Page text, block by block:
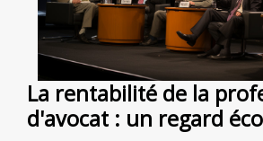
La rentabilité de la
d'avocat : un regard